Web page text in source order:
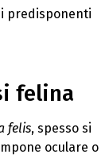
predisponenti
felina
felis, spesso si
oculare o